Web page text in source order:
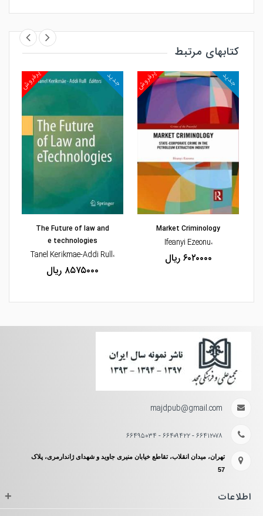
کتابهای مرتبط
مشاهده و خرید
پرفروش جدید
مشاهده و خرید
Market Criminology
،Ifeanyi Ezeonu
۶۰۲۰۰۰۰ ریال
پرفروش جدید
The Future of law and
e technologies
،Tanel Kerikmae-Addi Rull
۸۵۷۵۰۰۰ ریال
majdpub@gmail.com
۶۶۴۱۲۰۷۸ - ۶۶۴۰۹۴۲۲ - ۶۶۴۹۵۰۳۴
تهران، میدان انقلاب، تقاطع خیابان منیری جاوید و شهدای ژاندارمری، پلاک
57
اطلاعات +